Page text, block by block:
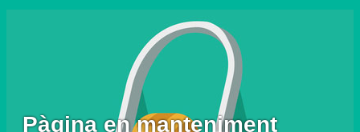
Pàgina en manteniment